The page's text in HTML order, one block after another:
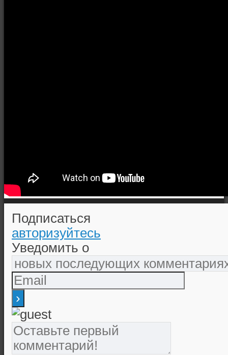
Подписаться
авторизуйтесь
Уведомить о